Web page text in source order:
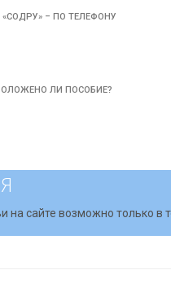
«СОДРУ» – ПО ТЕЛЕФОНУ
ЛИ ПОСОБИЕ?
на сайте возможно только в